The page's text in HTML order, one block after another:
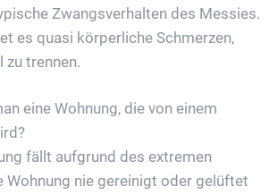
Zwangsverhalten des Messies.
es quasi körperliche Schmerzen,
zu trennen.
eine Wohnung, die von einem
fällt aufgrund des extremen
Wohnung nie gereinigt oder gelüftet